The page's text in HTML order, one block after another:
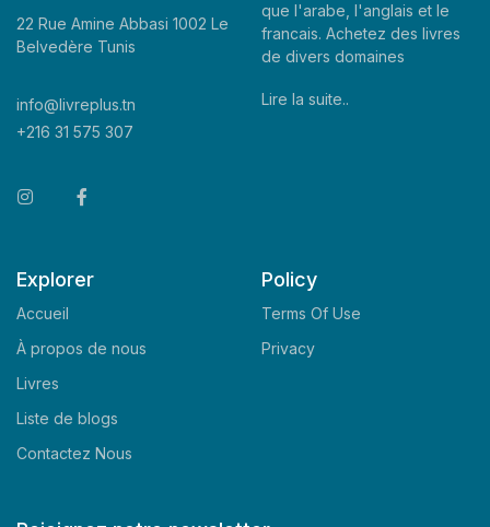
22 Rue Amine Abbasi 1002 Le
Belvedère Tunis
info@livreplus.tn
+216 31 575 307
que l'arabe, l'anglais et le
francais. Achetez des livres
de divers domaines
Lire la suite..
Explorer
Accueil
À propos de nous
Livres
Liste de blogs
Contactez Nous
Policy
Terms Of Use
Privacy